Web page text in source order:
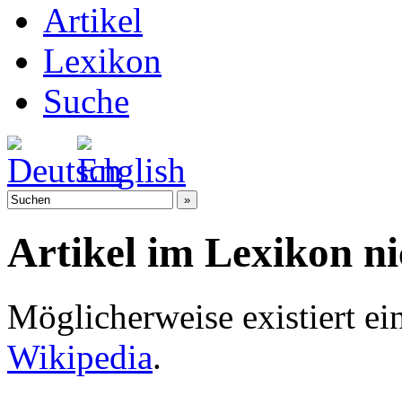
Artikel
Lexikon
Suche
Artikel im Lexikon
Möglicherweise existiert
Wikipedia.